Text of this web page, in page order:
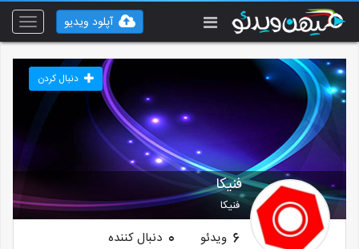
Toggle
آپلود ویدیو
فنیکا
فنیکا
دنبال کردن
6 ویدئو 0 دنبال کننده